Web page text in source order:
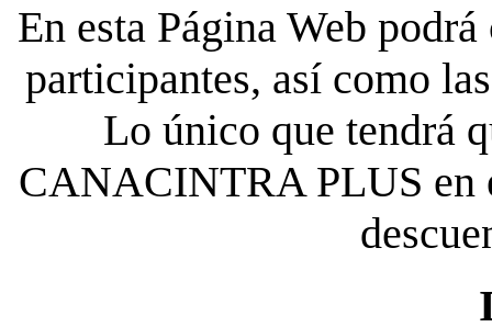
En esta Página Web
participantes, así como
Lo único que tendrá
CANACINTRA PLUS en